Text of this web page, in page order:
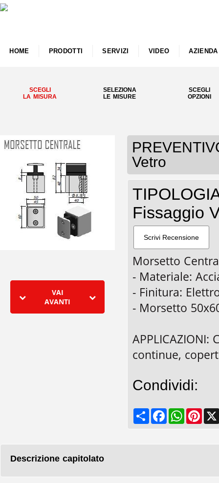
HOME PRODOTTI SERVIZI VIDEO AZIENDA
SCEGLI
LA MISURA
SELEZIONA
LE MISURE
SCEGLI
OPZIONI
VAI
AVANTI
Vetro
Fissaggio
Morsetto
- Materiale:
- Finitura:
- Morsetto
continue,
Condividi:
Share FacebookWhatsApp
Descrizione capitolato